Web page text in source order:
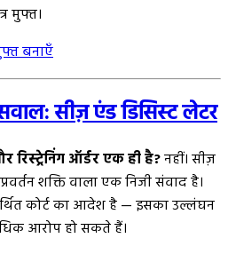
मुफ्त।
बनाएँ
सीज़ एंड डिसिस्ट लेटर
ऑर्डर एक ही है?नहीं। सीज़
शक्ति वाला एक निजी संवाद है।
कोर्ट का आदेश है — इसका उल्लंघन
आरोप हो सकते हैं।